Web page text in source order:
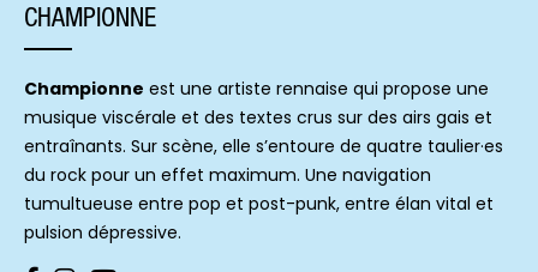
CHAMPIONNE
Championne est une artiste rennaise qui propose une
musique viscérale et des textes crus sur des airs gais et
entraînants. Sur scène, elle s’entoure de quatre taulier·es
du rock pour un effet maximum. Une navigation
tumultueuse entre pop et post-punk, entre élan vital et
pulsion dépressive.